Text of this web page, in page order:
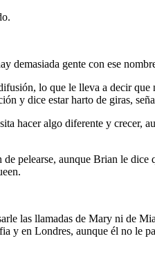
demasiada gente con ese
lo que le lleva a decir que
y dice estar harto de giras,
hacer algo diferente y
pelearse, aunque Brian le
las llamadas de Mary ni de
y en Londres, aunque él no le